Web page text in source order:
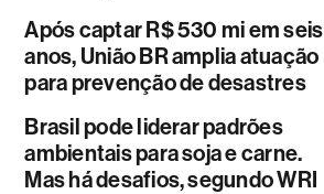
Após captar R$ 530 mi em seis
anos, União BR amplia atuação
para prevenção de desastres
Brasil pode liderar padrões
ambientais para soja e carne.
Mas há desafios, segundo WRI